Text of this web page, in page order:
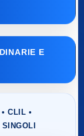
E
CLIL •